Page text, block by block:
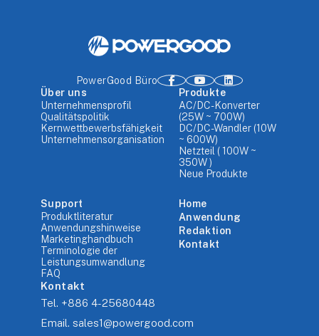
PowerGood Büro
Über uns
Unternehmensprofil
Qualitätspolitik
Kernwettbewerbsfähigkeit
Unternehmensorganisation
Produkte
AC/DC-Konverter
(25W ~ 700W)
DC/DC-Wandler (10W
~ 600W)
Netzteil ( 100W ~
350W )
Neue Produkte
Support
Produktliteratur
Anwendungshinweise
Marketinghandbuch
Terminologie der
Leistungsumwandlung
FAQ
Home
Anwendung
Redaktion
Kontakt
Kontakt
Tel. +886 4-25680448
Email. sales1@powergood.com